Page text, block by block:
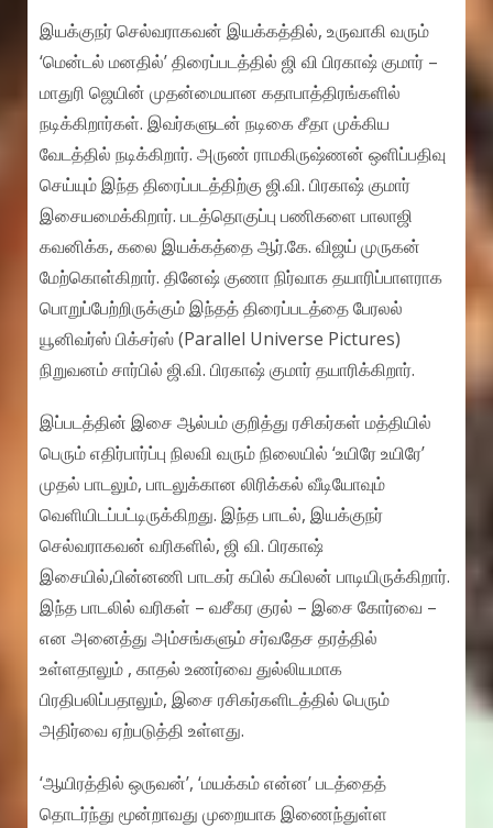
இயக்குநர் செல்வராகவன் இயக்கத்தில், உருவாகி வரும்
‘மென்டல் மனதில்’ திரைப்படத்தில் ஜி வி பிரகாஷ் குமார் –
மாதுரி ஜெயின் முதன்மையான கதாபாத்திரங்களில்
நடிக்கிறார்கள். இவர்களுடன் நடிகை சீதா முக்கிய
வேடத்தில் நடிக்கிறார். அருண் ராமகிருஷ்ணன் ஒளிப்பதிவு
செய்யும் இந்த திரைப்படத்திற்கு ஜி.வி. பிரகாஷ் குமார்
இசையமைக்கிறார். படத்தொகுப்பு பணிகளை பாலாஜி
கவனிக்க, கலை இயக்கத்தை ஆர்.கே. விஜய் முருகன்
மேற்கொள்கிறார். தினேஷ் குணா நிர்வாக தயாரிப்பாளராக
பொறுப்பேற்றிருக்கும் இந்தத் திரைப்படத்தை பேரலல்
யூனிவர்ஸ் பிக்சர்ஸ் (Parallel Universe Pictures)
நிறுவனம் சார்பில் ஜி.வி. பிரகாஷ் குமார் தயாரிக்கிறார்.
இப்படத்தின் இசை ஆல்பம் குறித்து ரசிகர்கள் மத்தியில்
பெரும் எதிர்பார்ப்பு நிலவி வரும் நிலையில் ‘உயிரே உயிரே’
முதல் பாடலும், பாடலுக்கான லிரிக்கல் வீடியோவும்
வெளியிடப்பட்டிருக்கிறது. இந்த பாடல், இயக்குநர்
செல்வராகவன் வரிகளில், ஜி வி. பிரகாஷ்
இசையில்,பின்னணி பாடகர் கபில் கபிலன் பாடியிருக்கிறார்.
இந்த பாடலில் வரிகள் – வசீகர குரல் – இசை கோர்வை –
என அனைத்து அம்சங்களும் சர்வதேச தரத்தில்
உள்ளதாலும் , காதல் உணர்வை துல்லியமாக
பிரதிபலிப்பதாலும், இசை ரசிகர்களிடத்தில் பெரும்
அதிர்வை ஏற்படுத்தி உள்ளது.
‘ஆயிரத்தில் ஒருவன்’, ‘மயக்கம் என்ன’ படத்தைத்
தொடர்ந்து மூன்றாவது முறையாக இணைந்துள்ள